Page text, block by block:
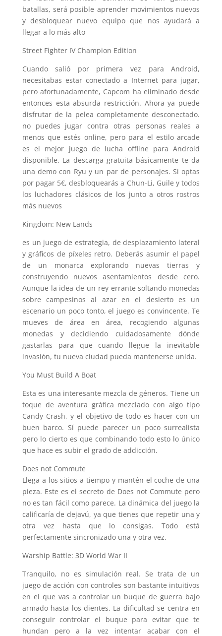
batallas, será posible aprender movimientos nuevos
y desbloquear nuevo equipo que nos ayudará a
llegar a lo más alto
Street Fighter IV Champion Edition
Cuando salió por primera vez para Android,
necesitabas estar conectado a Internet para jugar,
pero afortunadamente, Capcom ha eliminado desde
entonces esta absurda restricción. Ahora ya puede
disfrutar de la pelea completamente desconectado.
no puedes jugar contra otras personas reales a
menos que estés online, pero para el estilo arcade
es el mejor juego de lucha offline para Android
disponible. La descarga gratuita básicamente te da
una demo con Ryu y un par de personajes. Si optas
por pagar 5€, desbloquearás a Chun-Li, Guile y todos
los luchadores clásicos de los junto a otros rostros
más nuevos
Kingdom: New Lands
es un juego de estrategia, de desplazamiento lateral
y gráficos de píxeles retro. Deberás asumir el papel
de un monarca explorando nuevas tierras y
construyendo nuevos asentamientos desde cero.
Aunque la idea de un rey errante soltando monedas
sobre campesinos al azar en el desierto es un
escenario un poco tonto, el juego es convincente. Te
mueves de área en área, recogiendo algunas
monedas y decidiendo cuidadosamente dónde
gastarlas para que cuando llegue la inevitable
invasión, tu nueva ciudad pueda mantenerse unida.
You Must Build A Boat
Esta es una interesante mezcla de géneros. Tiene un
toque de aventura gráfica mezclado con algo tipo
Candy Crash, y el objetivo de todo es hacer con un
buen barco. Sí puede parecer un poco surrealista
pero lo cierto es que combinando todo esto lo único
que hace es subir el grado de addicción.
Does not Commute
Llega a los sitios a tiempo y mantén el coche de una
pieza. Este es el secreto de Does not Commute pero
no es tan fácil como parece. La dinámica del juego la
calificaría de dejavú, ya que tienes que repetir una y
otra vez hasta que lo consigas. Todo está
perfectamente sincronizado una y otra vez.
Warship Battle: 3D World War II
Tranquilo, no es simulación real. Se trata de un
juego de acción con controles son bastante intuitivos
en el que vas a controlar un buque de guerra bajo
armado hasta los dientes. La dificultad se centra en
conseguir controlar el buque para evitar que te
hundan pero a la vez intentar acabar con el